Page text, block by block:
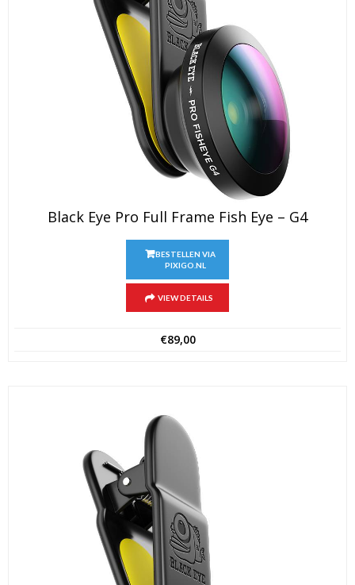
Black Eye Pro Full Frame Fish Eye – G4
BESTELLEN VIA
PIXIGO.NL
VIEW DETAILS
€89,00